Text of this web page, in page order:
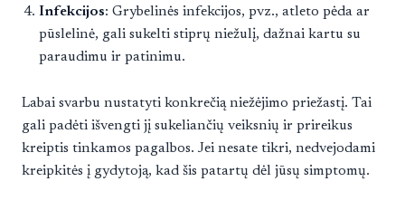
Infekcijos: Grybelinės infekcijos, pvz., atleto pėda ar
pūslelinė, gali sukelti stiprų niežulį, dažnai kartu su
paraudimu ir patinimu.
Labai svarbu nustatyti konkrečią niežėjimo priežastį. Tai
gali padėti išvengti jį sukeliančių veiksnių ir prireikus
kreiptis tinkamos pagalbos. Jei nesate tikri, nedvejodami
kreipkitės į gydytoją, kad šis patartų dėl jūsų simptomų.